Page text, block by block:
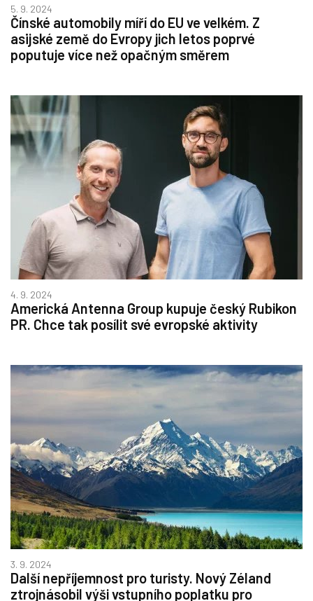
5. 9. 2024
Čínské automobily míří do EU ve velkém. Z
asijské země do Evropy jich letos poprvé
poputuje více než opačným směrem
4. 9. 2024
Americká Antenna Group kupuje český Rubikon
PR. Chce tak posílit své evropské aktivity
3. 9. 2024
Další nepříjemnost pro turisty. Nový Zéland
ztrojnásobil výši vstupního poplatku pro